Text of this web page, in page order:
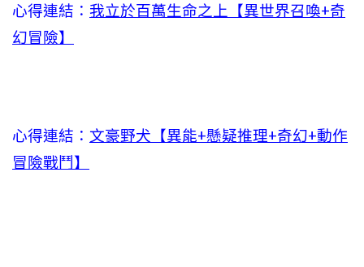
心得連結： 我立於百萬生命之上【異世界召喚+奇
幻冒險】
心得連結： 文豪野犬【異能+懸疑推理+奇幻+動作
冒險戰鬥】